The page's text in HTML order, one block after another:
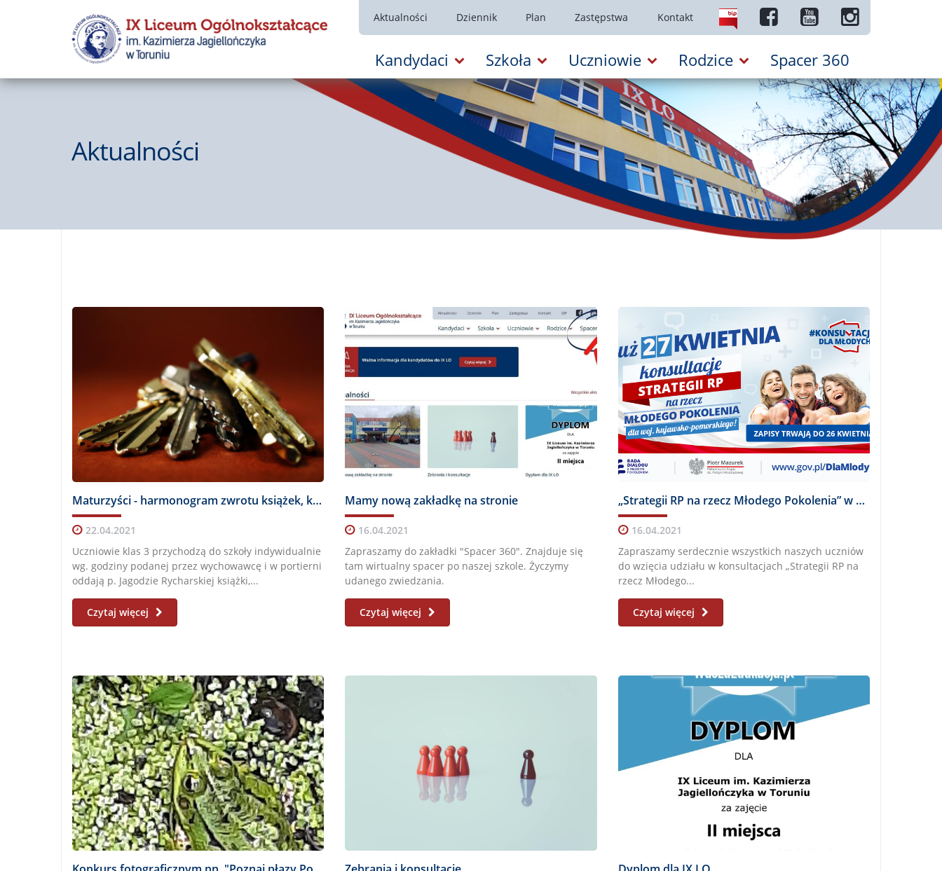
Aktualności Dziennik Plan Zastępstwa Kontakt
Kandydaci Szkoła Uczniowie Rodzice Spacer 360
Aktualności
Maturzyści - harmonogram zwrotu książek, kluczyków do szafek i sprzętu sportowego
22.04.2021
Uczniowie klas 3 przychodzą do szkoły indywidualnie
wg. godziny podanej przez wychowawcę i w portierni
oddają p. Jagodzie Rycharskiej książki,...
Czytaj więcej
Mamy nową zakładkę na stronie
16.04.2021
Zapraszamy do zakładki "Spacer 360". Znajduje się
tam wirtualny spacer po naszej szkole. Życzymy
udanego zwiedzania.
Czytaj więcej
„Strategii RP na rzecz Młodego Pokolenia” w województwie kujawsko-pomorskim!
16.04.2021
Zapraszamy serdecznie wszystkich naszych uczniów
do wzięcia udziału w konsultacjach „Strategii RP na
rzecz Młodego...
Czytaj więcej